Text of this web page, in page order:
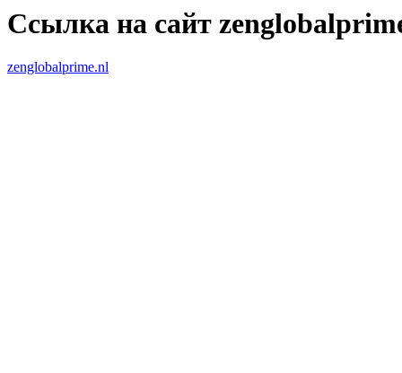
Ссылка на сайт
zenglobalprime.nl